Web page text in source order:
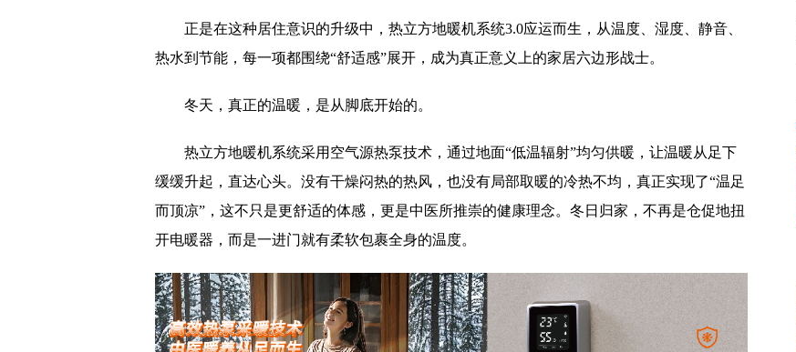
正是在这种居住意识的升级中，热立方地暖机系统3.0应运而生，从温度、湿度、静音、
热水到节能，每一项都围绕“舒适感”展开，成为真正意义上的家居六边形战士。
冬天，真正的温暖，是从脚底开始的。
热立方地暖机系统采用空气源热泵技术，通过地面“低温辐射”均匀供暖，让温暖从足下
缓缓升起，直达心头。没有干燥闷热的热风，也没有局部取暖的冷热不均，真正实现了“温足
而顶凉”，这不只是更舒适的体感，更是中医所推崇的健康理念。冬日归家，不再是仓促地扭
开电暖器，而是一进门就有柔软包裹全身的温度。